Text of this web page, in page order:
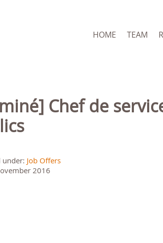
HOME TEAM
under: Job Offers
2016